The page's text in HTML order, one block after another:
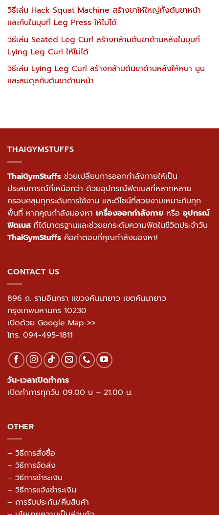
วิธีเล่น Hack Squat Machine สร้างขาให้ใหญ่ทั้งต้นขาหน้า
และก้นในมุมที่ Leg Press ให้ไม่ได้
วิธีเล่น Seated Leg Curl สร้างกล้ามต้นขาด้านหลังในมุมที่
Lying Leg Curl ให้ไม่ได้
วิธีเล่น Lying Leg Curl สร้างกล้ามต้นขาด้านหลังให้หนา นูน
และสมดุลกับต้นขาด้านหน้า
THAIGYMSTUFFS
ThaiGymStuffs ช่วยเปลี่ยนการออกกำลังกายให้เป็น
ประสบการณ์ที่เหนือกว่า ด้วยอุปกรณ์ฟิตเนสที่หลากหลาย
ครอบคลุมทุกระดับการใช้งาน และดีไซน์ที่สวยงามเหมาะกับทุก
พื้นที่ หากคุณกำลังมองหา เครื่องออกกำลังกาย หรือ อุปกรณ์
ฟิตเนส ที่ได้มาตรฐานและช่วยยกระดับความฟิตในชีวิตประจำวัน
ThaiGymStuffs คือคำตอบที่คุณกำลังมองหา!
CONTACT US
896 ถ. รามอินทรา แขวงคันนายาว เขตคันนายาว
กรุงเทพมหานคร 10230
เปิดด้วย Google Map >>
โทร. 094-495-1811
วัน-เวลาเปิดทำการ
เปิดทำการทุกวัน 09.00 น – 21.00 น.
OTHER
– วิธีการสั่งซื้อ
– วิธีการจัดส่ง
– วิธีการชำระเงิน
– วิธีการแจ้งชำระเงิน
– การรับประกัน/คืนสินค้า